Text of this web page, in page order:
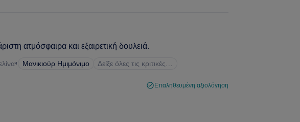
ατμόσφαιρα και εξαιρετική δουλειά.
• Μανικιούρ Ημιμόνιμο Δείξε όλες τις κριτικές…
Επαληθευμένη αξιολόγηση